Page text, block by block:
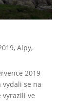
, Alpy,
2019
se na
vyrazili ve